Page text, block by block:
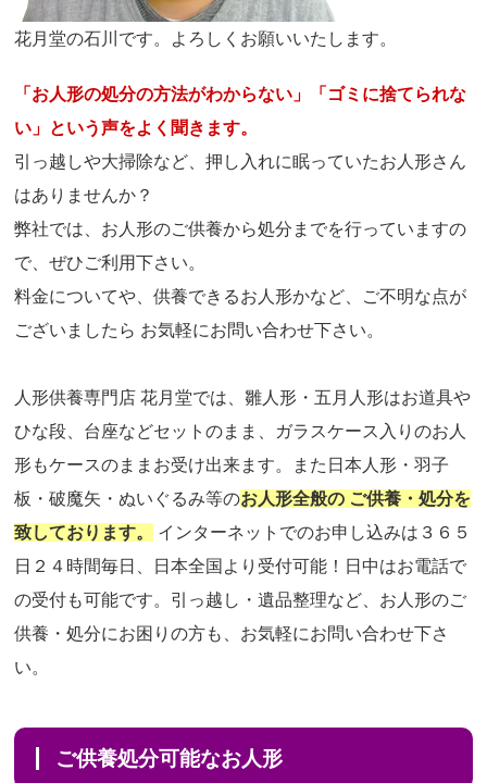
花月堂の石川です。よろしくお願いいたします。
「お人形の処分の方法がわからない」「ゴミに捨てられな
い」という声をよく聞きます。
引っ越しや大掃除など、押し入れに眠っていたお人形さん
はありませんか？
弊社では、お人形のご供養から処分までを行っていますの
で、ぜひご利用下さい。
料金についてや、供養できるお人形かなど、ご不明な点が
ございましたら お気軽にお問い合わせ下さい。
人形供養専門店 花月堂では、雛人形・五月人形はお道具や
ひな段、台座などセットのまま、ガラスケース入りのお人
形もケースのままお受け出来ます。また日本人形・羽子
板・破魔矢・ぬいぐるみ等のお人形全般の ご供養・処分を
致しております。
インターネットでのお申し込みは３６５
日２４時間毎日、日本全国より受付可能！日中はお電話で
の受付も可能です。引っ越し・遺品整理など、お人形のご
供養・処分にお困りの方も、お気軽にお問い合わせ下さ
い。
ご供養処分可能なお人形